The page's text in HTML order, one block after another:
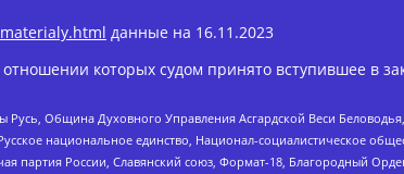
данные на 16.11.2023
которых судом принято вступившее в
Община Духовного Управления Асгардской Веси
национальное единство, Национал-социалистическое
партия России, Славянский союз, Формат-18, Благородный